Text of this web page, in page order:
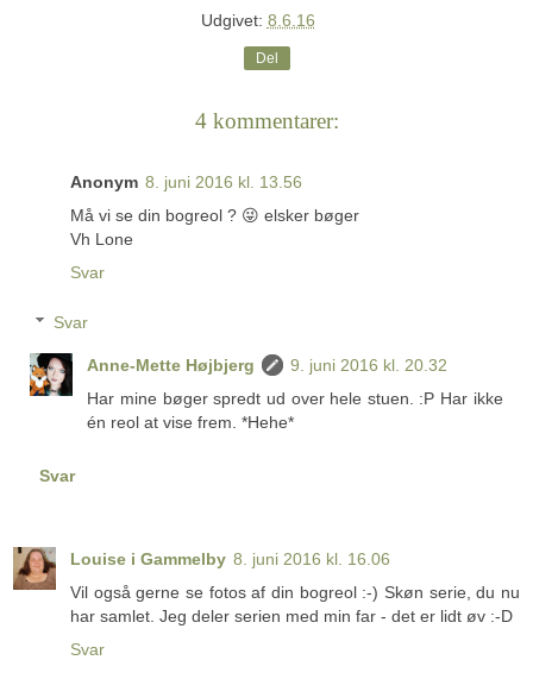
Udgivet: 8.6.16
Del
4 kommentarer:
Anonym 8. juni 2016 kl. 13.56
Må vi se din bogreol ? 😜 elsker bøger
Vh Lone
Svar
Svar
Anne-Mette Højbjerg
9. juni 2016 kl. 20.32
Har mine bøger spredt ud over hele stuen. :P Har ikke
én reol at vise frem. *Hehe*
Svar
Louise i Gammelby 8. juni 2016 kl. 16.06
Vil også gerne se fotos af din bogreol :-) Skøn serie, du nu
har samlet. Jeg deler serien med min far - det er lidt øv :-D
Svar